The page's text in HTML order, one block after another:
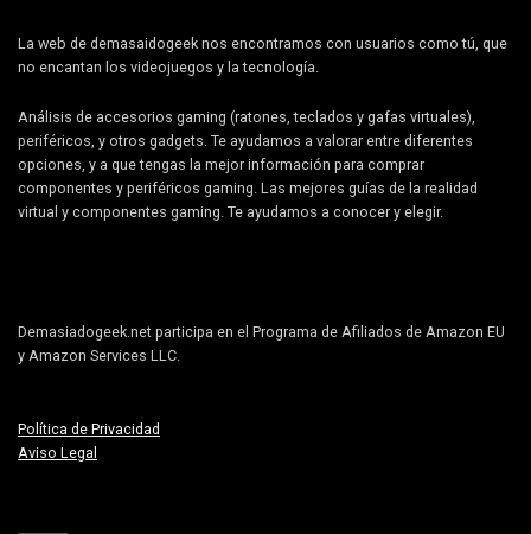
La web de demasaidogeek nos encontramos con usuarios como tú, que
no encantan los videojuegos y la tecnología.
Análisis de accesorios gaming (ratones, teclados y gafas virtuales),
periféricos, y otros gadgets. Te ayudamos a valorar entre diferentes
opciones, y a que tengas la mejor información para comprar
componentes y periféricos gaming. Las mejores guías de la realidad
virtual y componentes gaming. Te ayudamos a conocer y elegir.
Demasiadogeek.net participa en el Programa de Afiliados de Amazon EU
y Amazon Services LLC.
Política de Privacidad
Aviso Legal